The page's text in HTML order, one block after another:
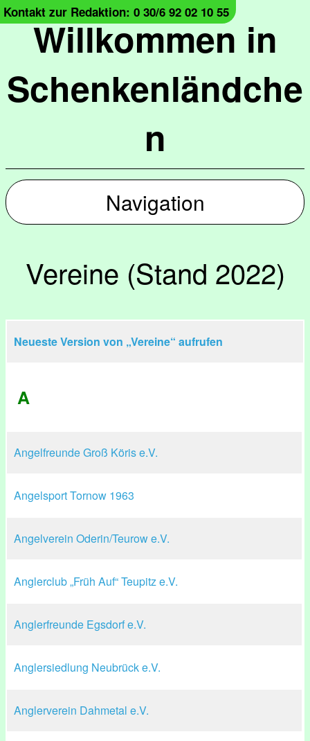
Willkommen in
Schenkenländche
n
Kontakt zur Redaktion: 0 30/6 92 02 10 55
Navigation
Vereine (Stand 2022)
Neueste Version von „Vereine“ aufrufen
A
Angelfreunde Groß Köris e.V.
Angelsport Tornow 1963
Angelverein Oderin/Teurow e.V.
Anglerclub „Früh Auf“ Teupitz e.V.
Anglerfreunde Egsdorf e.V.
Anglersiedlung Neubrück e.V.
Anglerverein Dahmetal e.V.